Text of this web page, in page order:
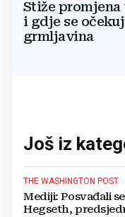
Stiže promjena
i gdje se
grmljavina
Još iz
THE WASHINGTON POST
Mediji: Posvađali
Hegseth,